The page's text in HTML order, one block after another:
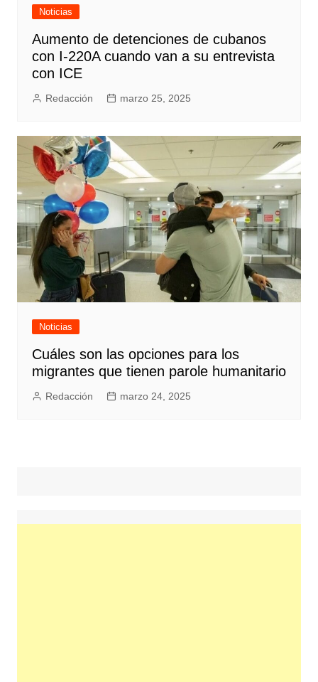
Noticias
Aumento de detenciones de cubanos
con I-220A cuando van a su entrevista
con ICE
Redacción marzo 25, 2025
Noticias
Cuáles son las opciones para los
migrantes que tienen parole humanitario
Redacción marzo 24, 2025